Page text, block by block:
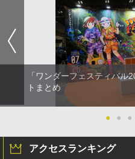
「ワンダーフェスティバル
トまとめ
● ● ●
アクセスランキング